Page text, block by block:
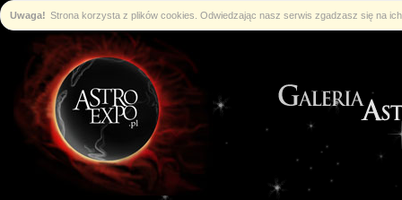
Uwaga! Strona korzysta z plików cookies. Odwiedzając nasz serwis zgadzasz się na